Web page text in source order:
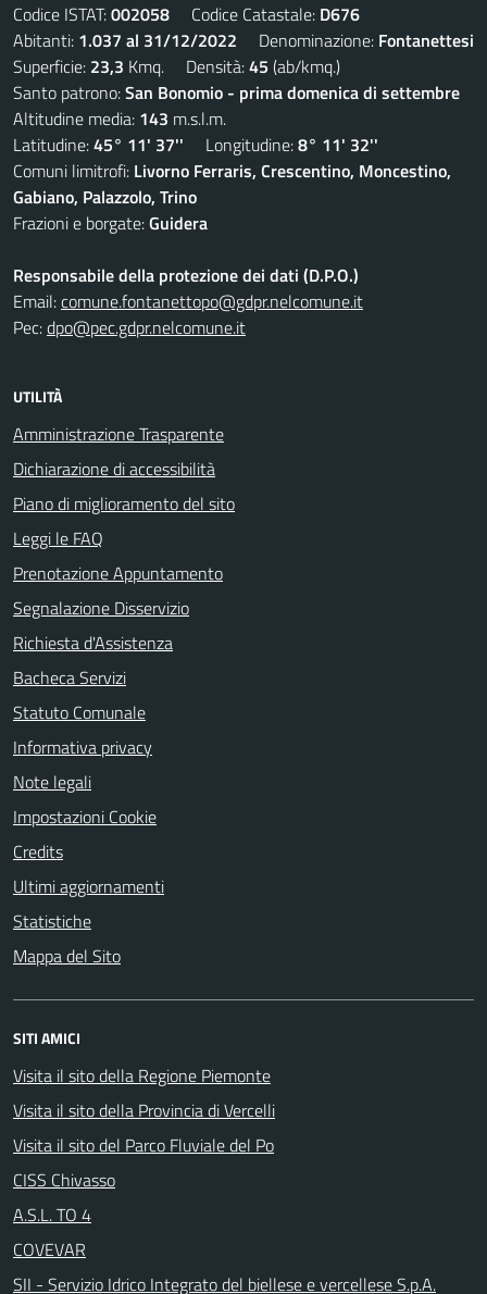
Codice ISTAT:002058 Codice Catastale: D676
Abitanti: 1.037 al 31/12/2022 Denominazione: Fontanettesi
Superficie: 23,3 Kmq. Densità:45 (ab/kmq.)
Santo patrono:San Bonomio - prima domenica di settembre
Altitudine media: 143 m.s.l.m.
Latitudine:45° 11' 37'' Longitudine:8° 11' 32''
Comuni limitrofi: Livorno Ferraris, Crescentino, Moncestino,
Gabiano, Palazzolo, Trino
Frazioni e borgate:Guidera
Responsabile della protezione dei dati (D.P.O.)
Email:comune.fontanettopo@gdpr.nelcomune.it
Pec:dpo@pec.gdpr.nelcomune.it
UTILITÀ
Amministrazione Trasparente
Dichiarazione di accessibilità
Piano di miglioramento del sito
Leggi le FAQ
Prenotazione Appuntamento
Segnalazione Disservizio
Richiesta d'Assistenza
Bacheca Servizi
Statuto Comunale
Informativa privacy
Note legali
Impostazioni Cookie
Credits
Ultimi aggiornamenti
Statistiche
Mappa del Sito
SITI AMICI
Visita il sito della Regione Piemonte
Visita il sito della Provincia di Vercelli
Visita il sito del Parco Fluviale del Po
CISS Chivasso
A.S.L. TO 4
COVEVAR
SII - Servizio Idrico Integrato del biellese e vercellese S.p.A.